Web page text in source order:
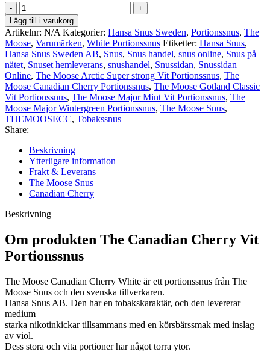
The
Moose
Canadian
Cherry
Portionssnus
mängd
Lägg till i varukorg
Artikelnr: N/A Kategorier: Hansa Snus Sweden, Portionssnus, The
Moose, Varumärken, White Portionssnus Etiketter: Hansa Snus,
Hansa Snus Sweden AB, Snus, Snus handel, snus online, Snus på
nätet, Snuset hemleverans, snushandel, Snussidan, Snussidan
Online, The Moose Arctic Super strong Vit Portionssnus, The
Moose Canadian Cherry Portionssnus, The Moose Gotland Classic
Vit Portionssnus, The Moose Major Mint Vit Portionssnus, The
Moose Major Wintergreen Portionssnus, The Moose Snus,
THEMOOSECC, Tobakssnus
Share:
Beskrivning
Ytterligare information
Frakt & Leverans
The Moose Snus
Canadian Cherry
Beskrivning
Om produkten The Canadian Cherry Vit
Portionssnus
The Moose Canadian Cherry White är ett portionssnus från The
Moose Snus och den svenska tillverkaren.
Hansa Snus AB. Den har en tobakskaraktär, och den levererar
medium
starka nikotinkickar tillsammans med en körsbärssmak med inslag
av viol.
Dess stora och vita portioner har något torra ytor.